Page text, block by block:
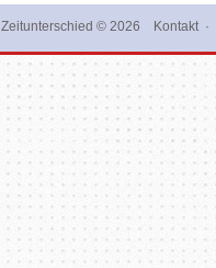
Zeitunterschied © 2026 Kontakt·